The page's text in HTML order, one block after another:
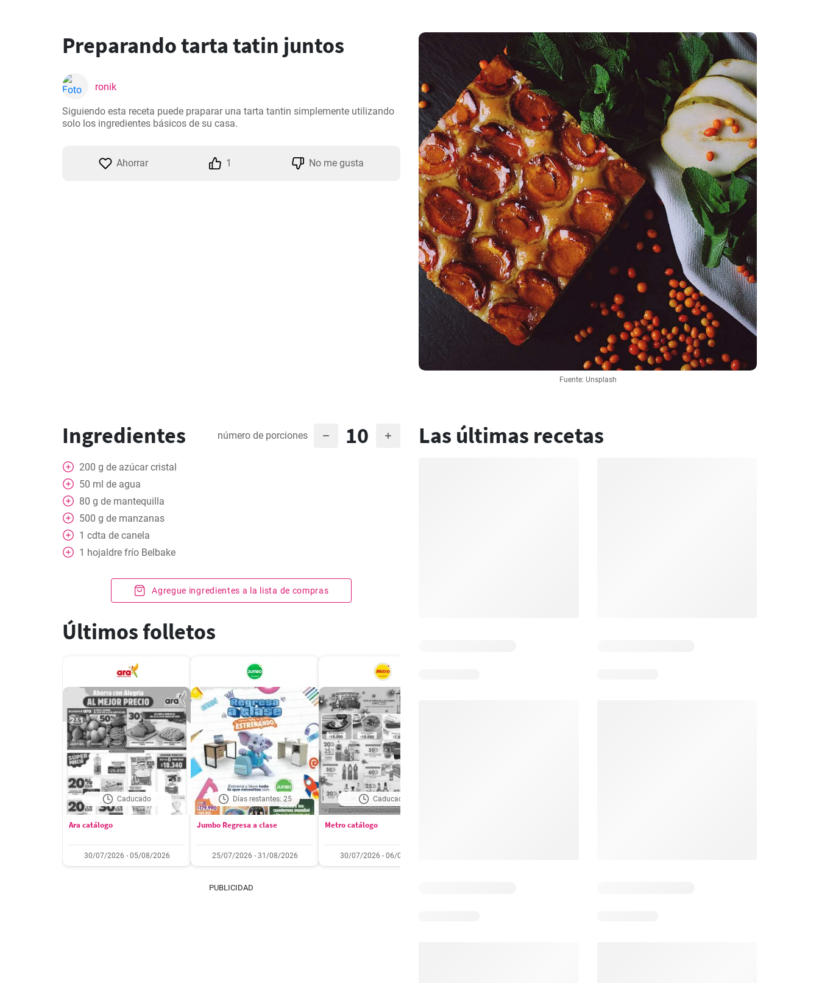
Fuente: Unsplash
Preparando tarta tatin juntos
ronik
Siguiendo esta receta puede praparar una tarta tantin simplemente utilizando
solo los ingredientes básicos de su casa.
Ahorrar 1 No me gusta
Ingredientes número de porciones 10
200 g de azúcar cristal
50 ml de agua
80 g de mantequilla
500 g de manzanas
1 cdta de canela
1 hojaldre frío Belbake
Agregue ingredientes a la lista de compras
Últimos folletos
Caducado
Ara catálogo
30/07/2026 - 05/08/2026
Días restantes: 25
Jumbo Regresa a clase
25/07/2026 - 31/08/2026
Caducado
Metro catálogo
30/07/2026 - 06/08/2026
PUBLICIDAD
Las últimas recetas